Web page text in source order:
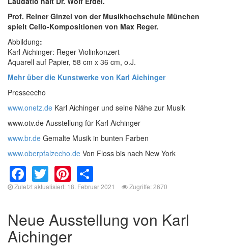
Prof. Reiner Ginzel von der Musikhochschule München
spielt Cello-Kompositionen von Max Reger.
Abbildung:
Karl Aichinger: Reger Violinkonzert
Aquarell auf Papier, 58 cm x 36 cm, o.J.
Mehr über die Kunstwerke von Karl Aichinger
Presseecho
www.onetz.de Karl Aichinger und seine Nähe zur Musik
www.otv.de Ausstellung für Karl Aichinger
www.br.de Gemalte Musik in bunten Farben
www.oberpfalzecho.de Von Floss bis nach New York
Facebook
TwitterPinterest
Zuletzt aktualisiert: 18. Februar 2021 Zugriffe: 2670
Neue Ausstellung von Karl
Aichinger